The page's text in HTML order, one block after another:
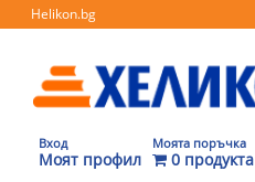
Helikon.bg
Вход
Моят профил
Моята поръчка
0 продукта